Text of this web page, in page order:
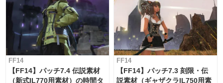
FF14
【FF14】パッチ7.4 伝説素材
（新式IL770用素材）の時間タ
FF14
【FF14】パッチ7.3 刻限・伝
説素材（ギャザクラIL750用素